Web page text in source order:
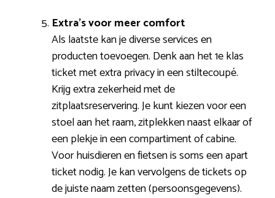
Extra’s voor meer comfort
Als laatste kan je diverse services en
producten toevoegen. Denk aan het 1e klas
ticket met extra privacy in een stiltecoupé.
Krijg extra zekerheid met de
zitplaatsreservering. Je kunt kiezen voor een
stoel aan het raam, zitplekken naast elkaar of
een plekje in een compartiment of cabine.
Voor huisdieren en fietsen is soms een apart
ticket nodig. Je kan vervolgens de tickets op
de juiste naam zetten (persoonsgegevens).